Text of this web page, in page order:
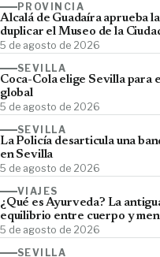
PROVINCIA
Alcalá de Guadaíra aprueba
duplicar el Museo de la
5 de agosto de 2026
SEVILLA
Coca-Cola elige Sevilla para
global
5 de agosto de 2026
SEVILLA
La Policía desarticula una
en Sevilla
5 de agosto de 2026
VIAJES
¿Qué es Ayurveda? La
equilibrio entre cuerpo y
5 de agosto de 2026
SEVILLA